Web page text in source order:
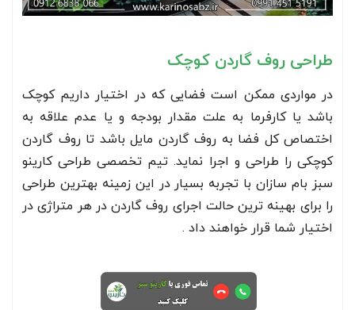
طراحی روف گاردن کوچک
در مواردی ممکن است فضایی که در اختیار داریم کوچک
باشد یا کارفرما به علت مقدار بودجه و یا عدم علاقه به
اختصاص کل فضا به روف گاردن مایل باشد تا روف گاردن
کوچکی را طراحی و اجرا نماید. تیم تخصصی طراحی کارینو
سبز بام سازان با تجربه بسیار در این زمینه بهترین طراحی
را برای بهینه ترین حالت اجرای روف گاردن در هر متراژی در
اختیار شما قرار خواهند داد .